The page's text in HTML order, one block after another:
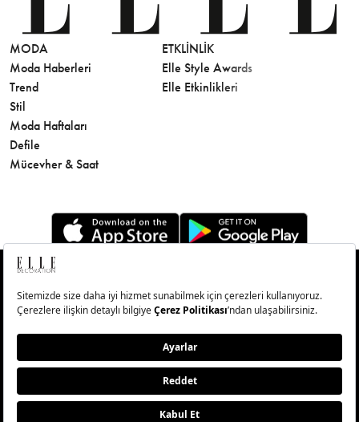
MODA
Moda Haberleri
Trend
Stil
Moda Haftaları
Defile
Mücevher & Saat
ETKLINLIK
Elle Style Awards
Elle Etkinlikleri
© Big Medya Teknoloji A.Ş. Altunizade Mahallesi Kuşbakışı
Caddesi No:27/1 Üsküdar/İstanbul
Abonelik Künye Aydınlatma Metni
Çerezleri Sıfırla